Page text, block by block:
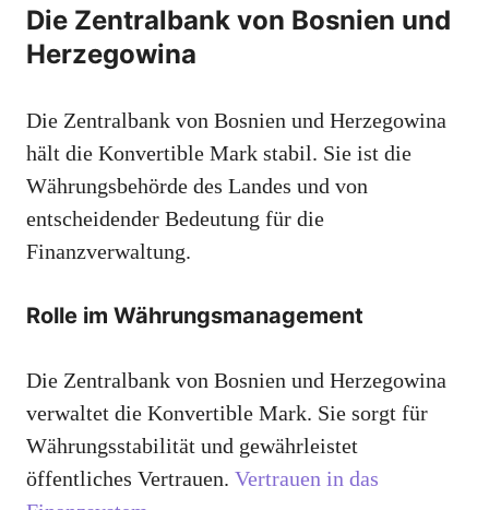
Die Zentralbank von Bosnien und
Herzegowina
Die Zentralbank von Bosnien und Herzegowina
hält die Konvertible Mark stabil. Sie ist die
Währungsbehörde des Landes und von
entscheidender Bedeutung für die
Finanzverwaltung.
Rolle im Währungsmanagement
Die Zentralbank von Bosnien und Herzegowina
verwaltet die Konvertible Mark. Sie sorgt für
Währungsstabilität und gewährleistet
öffentliches Vertrauen. Vertrauen in das